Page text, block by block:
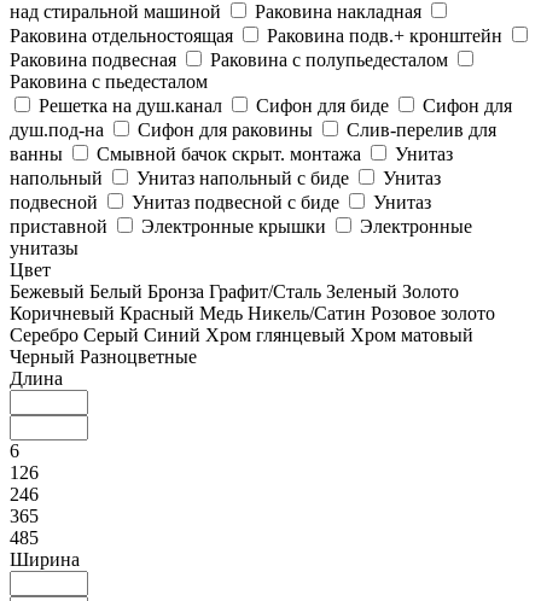
над стиральной машиной
Раковина накладная
Раковина отдельностоящая
Раковина подв.+ кронштейн
Раковина подвесная
Раковина с полупьедесталом
Раковина с пьедесталом
Решетка на душ.канал
Сифон для биде
Сифон для
душ.под-на
Сифон для раковины
Слив-перелив для
ванны
Смывной бачок скрыт. монтажа
Унитаз
напольный
Унитаз напольный с биде
Унитаз
подвесной
Унитаз подвесной с биде
Унитаз
приставной
Электронные крышки
Электронные
унитазы
Цвет
Бежевый Белый Бронза Графит/Сталь Зеленый Золото
Коричневый Красный Медь Никель/Сатин Розовое золото
Серебро Серый Синий Хром глянцевый Хром матовый
Черный Разноцветные
Длина
6
126
246
365
485
Ширина